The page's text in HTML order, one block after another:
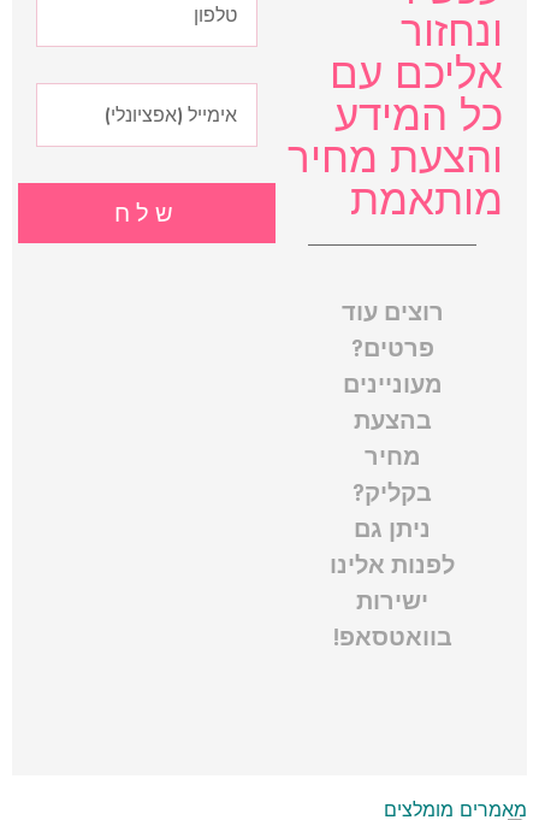
ונחזור
אליכם עם
כל המידע
והצעת מחיר
מותאמת
רוצים עוד
פרטים?
מעוניינים
בהצעת
מחיר
בקליק?
ניתן גם
לפנות אלינו
ישירות
בוואטסאפ!
שלח
מאמרים מומלצים